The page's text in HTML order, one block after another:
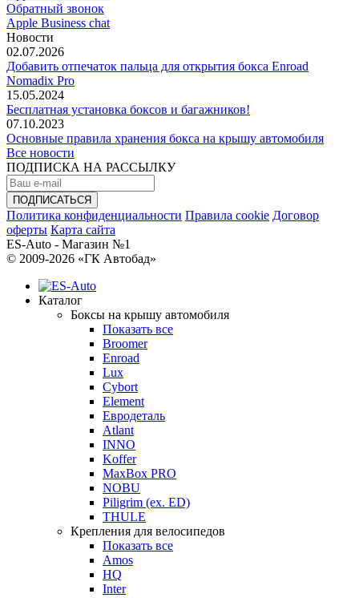
Обратный звонок
Apple Business chat
Новости
02.07.2026
Добавить отпечаток пальца для открытия бокса Enroad
Nomadix Pro
15.05.2024
Бесплатная установка боксов и багажников!
07.10.2023
Основные правила хранения бокса на крышу автомобиля
Все новости
ПОДПИСКА НА РАССЫЛКУ
Политика конфиденциальности Правила cookie Договор
оферты Карта сайта
ES-Auto - Магазин №1
© 2009-2026 «ГК Автобад»
Каталог
Боксы на крышу автомобиля
Показать все
Broomer
Enroad
Lux
Cybort
Element
Евродеталь
Atlant
INNO
Koffer
MaxBox PRO
NOBU
Piligrim (ex. ED)
THULE
Крепления для велосипедов
Показать все
Amos
HQ
Inter